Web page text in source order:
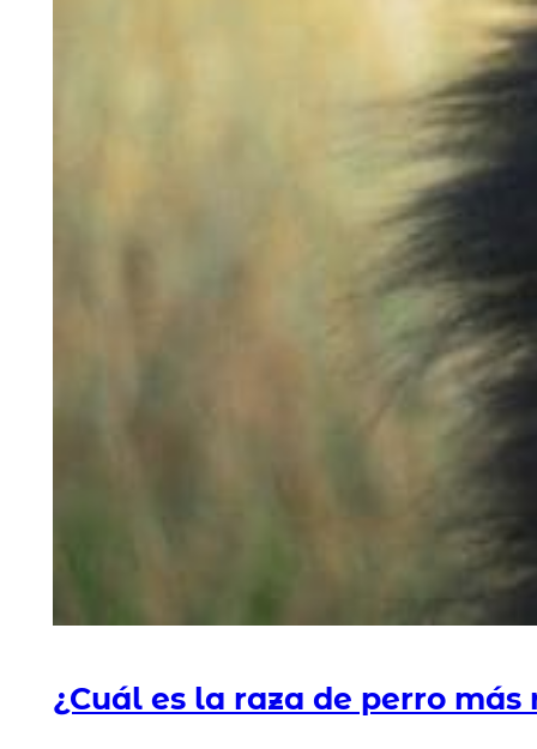
¿Cuál es la raza de perro más